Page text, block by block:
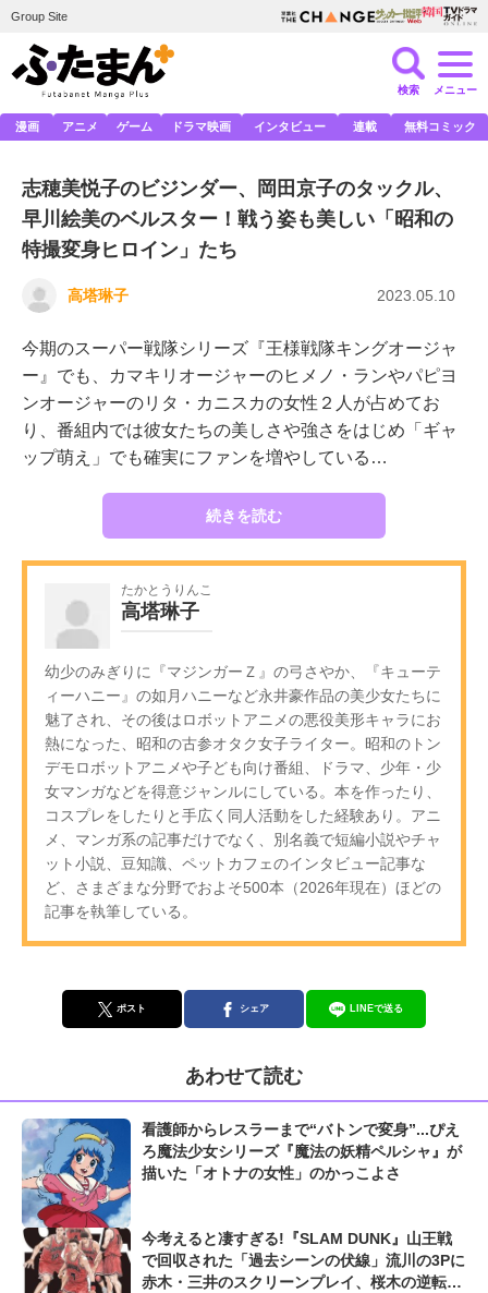
Group Site
検索 メニュー
漫画 アニメ ゲーム ドラマ映画 インタビュー 連載 無料コミック
志穂美悦子のビジンダー、岡田京子のタックル、
早川絵美のベルスター！戦う姿も美しい「昭和の
特撮変身ヒロイン」たち
高塔琳子 2023.05.10
今期のスーパー戦隊シリーズ『王様戦隊キングオージャ
ー』でも、カマキリオージャーのヒメノ・ランやパピヨ
ンオージャーのリタ・カニスカの女性２人が占めてお
り、番組内では彼女たちの美しさや強さをはじめ「ギャ
ップ萌え」でも確実にファンを増やしている…
続きを読む
たかとうりんこ
高塔琳子
幼少のみぎりに『マジンガーＺ』の弓さやか、『キューテ
ィーハニー』の如月ハニーなど永井豪作品の美少女たちに
魅了され、その後はロボットアニメの悪役美形キャラにお
熱になった、昭和の古参オタク女子ライター。昭和のトン
デモロボットアニメや子ども向け番組、ドラマ、少年・少
女マンガなどを得意ジャンルにしている。本を作ったり、
コスプレをしたりと手広く同人活動をした経験あり。アニ
メ、マンガ系の記事だけでなく、別名義で短編小説やチャ
ット小説、豆知識、ペットカフェのインタビュー記事な
ど、さまざまな分野でおよそ500本（2026年現在）ほどの
記事を執筆している。
ポスト シェア LINEで送る
あわせて読む
看護師からレスラーまで“バトンで変身”...ぴえ
ろ魔法少女シリーズ『魔法の妖精ペルシャ』が
描いた「オトナの女性」のかっこよさ
今考えると凄すぎる!『SLAM DUNK』山王戦
で回収された「過去シーンの伏線」流川の3Pに
赤木・三井のスクリーンプレイ、桜木の逆転シ